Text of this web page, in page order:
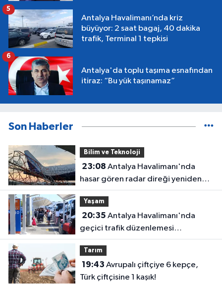
Antalya Havalimanı’nda kriz
büyüyor: 2 saat bagaj, 40 dakika
trafik, Terminal 1 tepkisi
5
Antalya'da toplu taşıma esnafından
itiraz: “Bu yük taşınamaz”
6
Son Haberler
Bilim ve Teknoloji
23:08
hasar gören radar direği yeniden
hizmette
Yaşam
20:35
geçici trafik düzenlemesi
uygulanacak! Yolculara uyarı
Tarım
19:43
Türk çiftçisine 1 kaşık!